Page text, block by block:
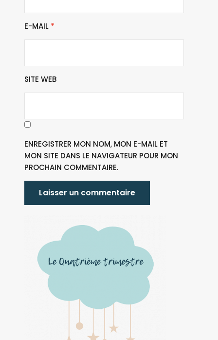
E-MAIL *
SITE WEB
ENREGISTRER MON NOM, MON E-MAIL ET
MON SITE DANS LE NAVIGATEUR POUR MON
PROCHAIN COMMENTAIRE.